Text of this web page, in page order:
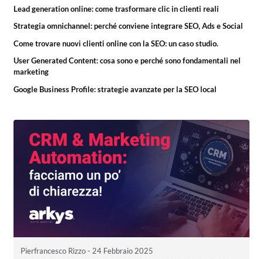
Pierfrancesco Rizzo- 24 Febbraio 2025
Lead generation online: come trasformare clic in clienti reali
Strategia omnichannel: perché conviene integrare SEO, Ads e Social
Come trovare nuovi clienti online con la SEO: un caso studio.
User Generated Content: cosa sono e perché sono fondamentali nel
marketing
Google Business Profile: strategie avanzate per la SEO local